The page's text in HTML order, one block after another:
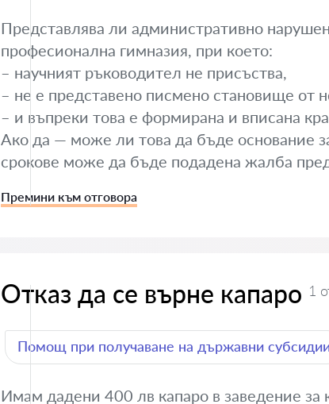
Представлява ли административно
професионална гимназия, при което:
– научният ръководител не присъства,
– не е представено писмено становище от
– и въпреки това е формирана и вписана
Ако да — може ли това да бъде основание
срокове може да бъде подадена жалба
Премини към отговора
Отказ да се върне капаро 1
Помощ при получаване на държавни
Имам дадени 400 лв капаро в заведение за